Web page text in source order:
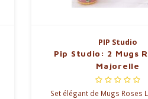
PIP Studio
Pip Studio: 2 Mugs
Majorelle
Set élégant de Mugs Roses